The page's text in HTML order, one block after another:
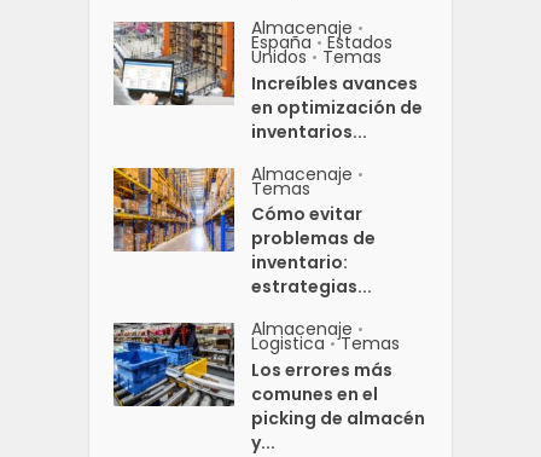
Almacenaje •
España • Estados
Unidos • Temas
Increíbles avances
en optimización de
inventarios...
Almacenaje •
Temas
Cómo evitar
problemas de
inventario:
estrategias...
Almacenaje •
Logistica • Temas
Los errores más
comunes en el
picking de almacén
y...